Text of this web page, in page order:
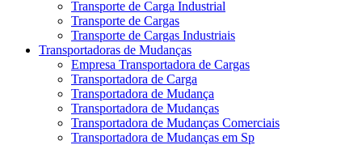
Transporte de Carga Industrial
Transporte de Cargas
Transporte de Cargas Industriais
Transportadoras de Mudanças
Empresa Transportadora de Cargas
Transportadora de Carga
Transportadora de Mudança
Transportadora de Mudanças
Transportadora de Mudanças Comerciais
Transportadora de Mudanças em Sp